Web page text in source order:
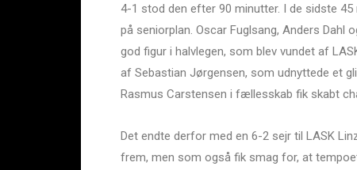
4-1 stod den efter 90 minutter. I de sidste
på seniorplan. Oscar Fuglsang, Anders Dahl
god figur i halvlegen, som blev vundet af
af Sebastian Jørgensen, som udnyttede et
Rasmus Carstensen i fællesskab fik skabt
Det endte derfor med en 6-2 sejr til LASK
frem, men som også fik smag for, at